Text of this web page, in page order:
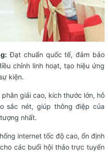
Đạt chuẩn quốc tế, đảm bảo
chỉnh linh hoạt, tạo hiệu ứng
kiện.
giải cao, kích thước lớn, hỗ
sắc nét, giúp thông điệp của
nhất.
internet tốc độ cao, ổn định
các buổi hội thảo trực tuyến